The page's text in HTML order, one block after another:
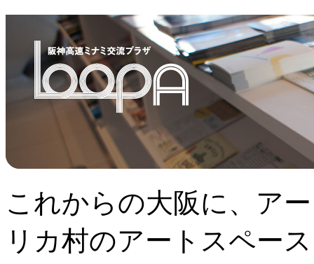
これからの大阪に、ア
リカ村のアートスペー